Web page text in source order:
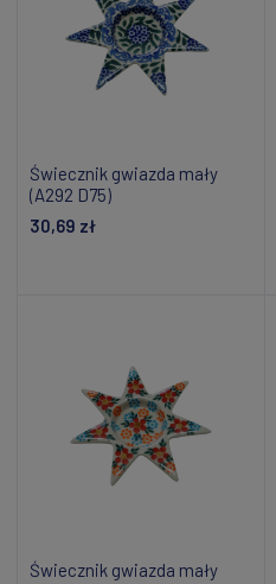
Świecznik gwiazda mały
(A292 D75)
30,69 zł
Świecznik gwiazda mały